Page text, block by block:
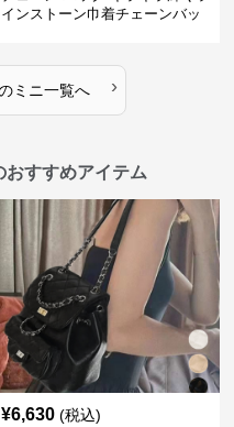
インストーン巾着チェーンバッ
ミニ一覧へ ›
おすすめアイテム
¥6,630 (税込)